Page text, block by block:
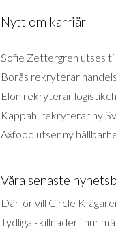
Nytt om karriär
Sofie Zettergren utses
Borås rekryterar
Elon rekryterar
Kappahl rekryterar ny
Axfood utser ny
Våra senaste
Därför vill Circle K-
Tydliga skillnader i hur